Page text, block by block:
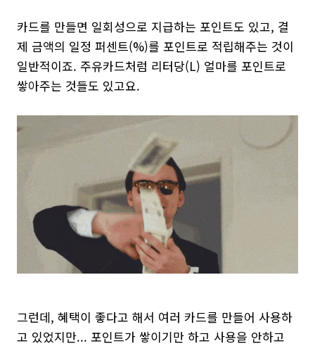
카드를 만들면 일회성으로 지급하는 포인트도 있고, 결
제 금액의 일정 퍼센트(%)를 포인트로 적립해주는 것이
일반적이죠. 주유카드처럼 리터당(L) 얼마를 포인트로
쌓아주는 것들도 있고요.
그런데, 혜택이 좋다고 해서 여러 카드를 만들어 사용하
고 있었지만... 포인트가 쌓이기만 하고 사용을 안하고